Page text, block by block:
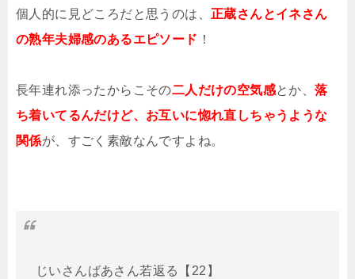
個人的に見どころだと思うのは、 正蔵さんとイネさん
の熟年夫婦感のあるエピソード ！
長年連れ添ったからこその二人だけの空気感とか、落
ち着いてるんだけど、お互いに惚れ直しちゃうような
関係が、すごく素敵なんですよね。
じいさんばあさん若返る【22】